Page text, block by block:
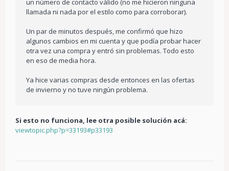
un número de contacto válido (no me hicieron ninguna
llamada ni nada por el estilo como para corroborar).
Un par de minutos después, me confirmó que hizo
algunos cambios en mi cuenta y que podía probar hacer
otra vez una compra y entró sin problemas. Todo esto
en eso de media hora.
Ya hice varias compras desde entonces en las ofertas
de invierno y no tuve ningún problema.
Si esto no funciona, lee otra posible solución acá:
viewtopic.php?p=33193#p33193